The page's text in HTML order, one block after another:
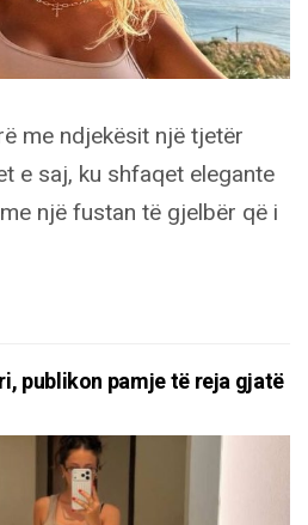
me ndjekësit një tjetër
e saj, ku shfaqet elegante
një fustan të gjelbër që i
publikon pamje të reja gjatë